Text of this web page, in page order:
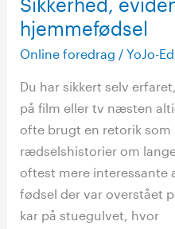
Sikkerhed,
hjemmefødsel
Online foredrag /YoJo-
Du har sikkert selv
på film eller tv næsten
ofte brugt en retorik som
rædselshistorier om
oftest mere interessante
fødsel der var overstået
kar på stuegulvet, hvor
og
praktik
om